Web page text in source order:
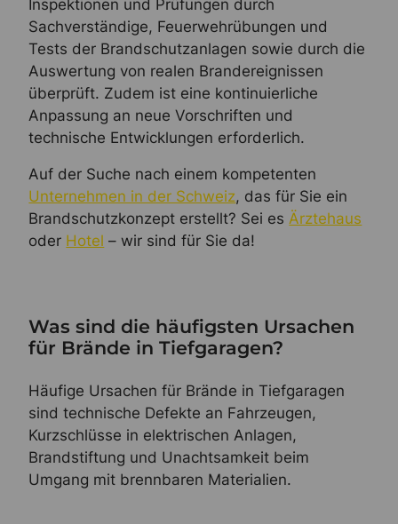
Inspektionen und Prüfungen durch
Sachverständige, Feuerwehrübungen und
Tests der Brandschutzanlagen sowie durch die
Auswertung von realen Brandereignissen
überprüft. Zudem ist eine kontinuierliche
Anpassung an neue Vorschriften und
technische Entwicklungen erforderlich.
Auf der Suche nach einem kompetenten
Unternehmen in der Schweiz, das für Sie ein
Brandschutzkonzept erstellt? Sei es Ärztehaus
oder Hotel – wir sind für Sie da!
Was sind die häufigsten Ursachen
für Brände in Tiefgaragen?
Häufige Ursachen für Brände in Tiefgaragen
sind technische Defekte an Fahrzeugen,
Kurzschlüsse in elektrischen Anlagen,
Brandstiftung und Unachtsamkeit beim
Umgang mit brennbaren Materialien.